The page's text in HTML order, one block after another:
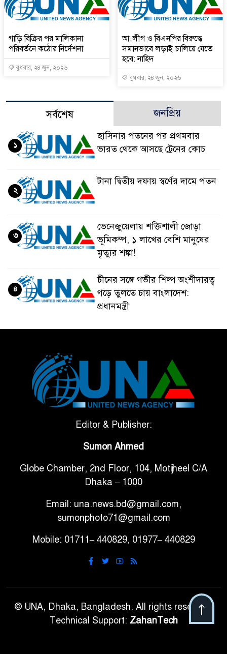
গাড়ি বিক্রির পর মালিকানা
পরিবর্তনে কঠোর নির্দেশনা
বুধবার, ২৪ জুন, ২০২৬
আ.লীগ ও বিএনপির বিরুদ্ধে
সমানভাবে লড়াই চালিয়ে যেতে
হবে: নাহিদ
বুধবার, ২৪ জুন, ২০২৬
সর্বশেষ জনপ্রিয়
হাসিনার পতনের পর প্রথমবার
ভারত থেকে আসছে ট্রেনের কোচ
১
টানা দ্বিতীয় দফায় স্বর্ণের দামে পতন
২
ভেনেজুয়েলায় শক্তিশালী জোড়া
ভূমিকম্প, ১ লাখের বেশি মানুষের
মৃত্যুর শঙ্কা!
৩
চীনের সঙ্গে গভীর শিল্প অংশীদারত্ব
গড়ে তুলতে চায় বাংলাদেশ:
প্রধানমন্ত্রী
৪
টানা ৩ ম্যাচে গোল ভিনির, ইতিহাস
বলছে বিশ্বকাপ জিতবে ব্রাজিল
সরকারি ৩শ কেজি বই বিক্রির
গাড়ি বিক্রির পর মালিকানা
পরিবর্তনে কঠোর নির্দেশনা
আ.লীগ ও বিএনপির বিরুদ্ধে
নাহিদ
ঢাবিতে মাথায় কাঁঠাল পড়ে মালির
Editor & Publisher:
Sumon Ahmed
Globe Chamber, 2nd Floor, 104, Motijheel C/A
Dhaka – 1000
Email: una.news.bd@gmail.com,
sumonphoto71@gmail.com
Mobile: 01711– 440829, 01977– 440829
© UNA, Dhaka, Bangladesh. All rights reserved.
Technical Support: ZahanTech